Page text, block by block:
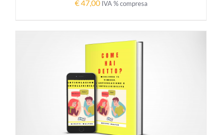
€47,00 IVA % compresa
AGGIUNGI AL CARRELLO